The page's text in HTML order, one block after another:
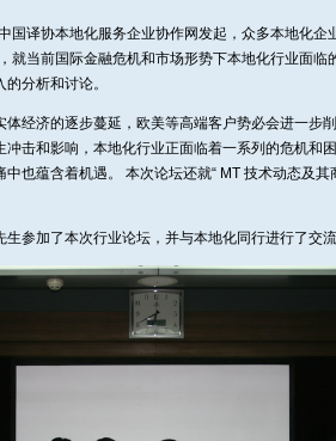
国译协本地化服务企业协作网发起，众多本地化企
就当前国际金融危机和市场形势下本地化行业面临
分析和讨论。
经济的逐步蔓延，欧美等高端客户势必会进一步
击和影响，本地化行业正面临着一系列的危机和
也蕴含着机遇。 本次论坛还就“ MT 技术动态及
参加了本次行业论坛，并与本地化同行进行了交